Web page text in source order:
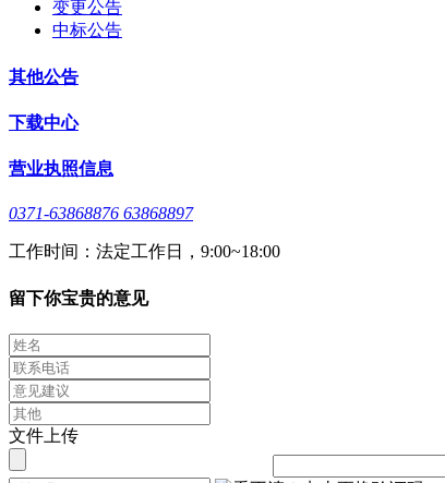
变更公告
中标公告
其他公告
下载中心
营业执照信息
0371-63868876 63868897
工作时间：法定工作日，9:00~18:00
留下你宝贵的意见
文件上传